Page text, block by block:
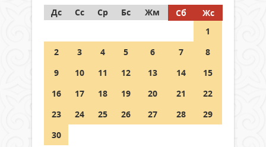
Дс
Сс Ср Бс Жм Сб
Жс
1
2
3 4 5 6 7
8
9
10 11 12 13 14
15
16
17 18 19 20 21
22
23
24 25 26 27 28
29
30